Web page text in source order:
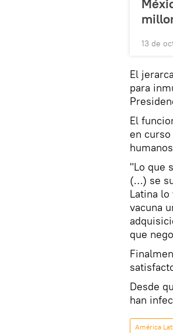
13 de
El
para
El
en
"Lo que
(…) se
Latina
vacuna
que
Desde
han
América